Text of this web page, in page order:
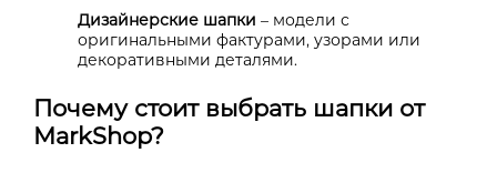
Дизайнерские шапки – модели с
оригинальными фактурами, узорами или
декоративными деталями.
Почему стоит выбрать шапки от
MarkShop?